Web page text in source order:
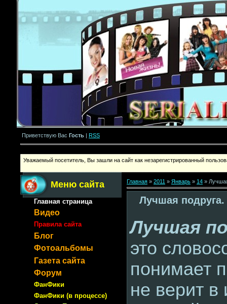
Приветствую Вас Гость | RSS
Уважаемый посетитель, Вы зашли на сайт как незарегистрированный
Меню сайта
Главная страница
Видео
Правила сайта
Блог
Фотоальбомы
Газета сайта
Форум
ФанФики
ФанФики (в процессе)
Главная » 2011 » Январь » 14 »
Лучшая подруга.
Лучшая
это
понимает
не верит в